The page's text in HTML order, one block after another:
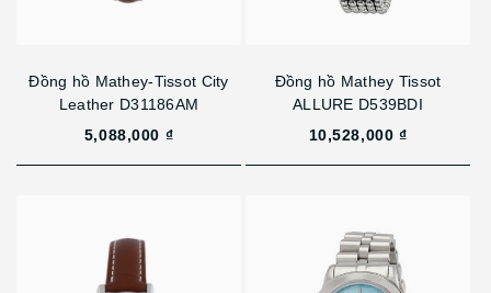
Đồng hồ Mathey-Tissot City
Leather D31186AM
5,088,000 ₫
Đồng hồ Mathey Tissot
ALLURE D539BDI
10,528,000 ₫